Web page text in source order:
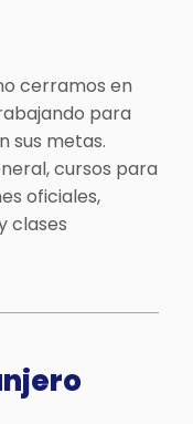
cerramos en
para
sus metas.
cursos para
oficiales,
clases